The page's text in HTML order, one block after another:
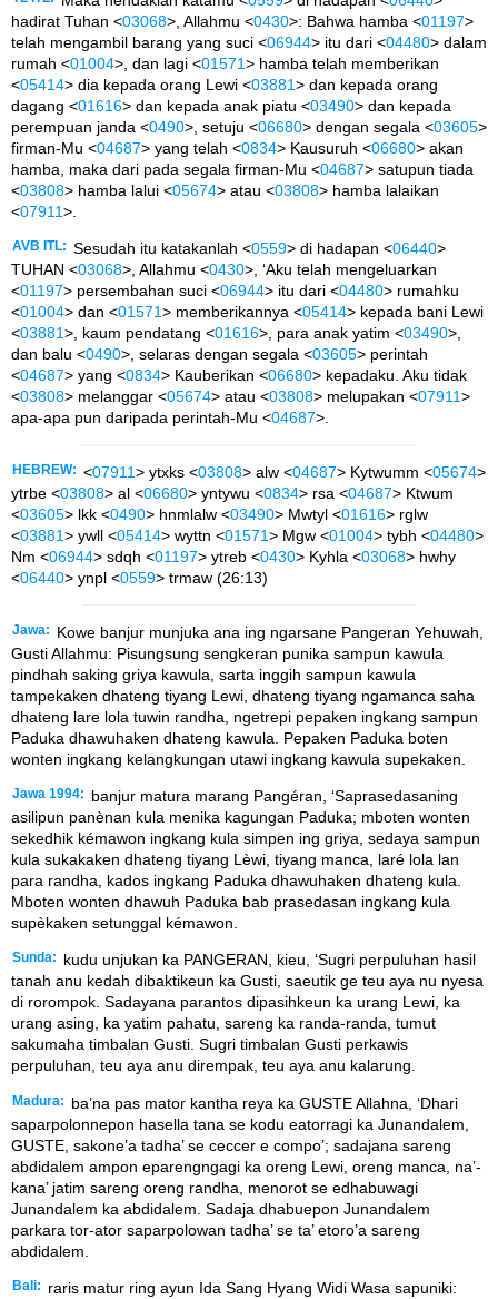
hadirat Tuhan <03068>, Allahmu <0430>: Bahwa hamba <01197>
telah mengambil barang yang suci <06944> itu dari <04480> dalam
rumah <01004>, dan lagi <01571> hamba telah memberikan
<05414> dia kepada orang Lewi <03881> dan kepada orang
dagang <01616> dan kepada anak piatu <03490> dan kepada
perempuan janda <0490>, setuju <06680> dengan segala <03605>
firman-Mu <04687> yang telah <0834> Kausuruh <06680> akan
hamba, maka dari pada segala firman-Mu <04687> satupun tiada
<03808> hamba lalui <05674> atau <03808> hamba lalaikan
<07911>.
AVB ITL: Sesudah itu katakanlah <0559> di hadapan <06440>
TUHAN <03068>, Allahmu <0430>, ‘Aku telah mengeluarkan
<01197> persembahan suci <06944> itu dari <04480> rumahku
<01004> dan <01571> memberikannya <05414> kepada bani Lewi
<03881>, kaum pendatang <01616>, para anak yatim <03490>,
dan balu <0490>, selaras dengan segala <03605> perintah
<04687> yang <0834> Kauberikan <06680> kepadaku. Aku tidak
<03808> melanggar <05674> atau <03808> melupakan <07911>
apa-apa pun daripada perintah-Mu <04687>.
HEBREW: <07911> ytxks <03808> alw <04687> Kytwumm <05674>
ytrbe <03808> al <06680> yntywu <0834> rsa <04687> Ktwum
<03605> lkk <0490> hnmlalw <03490> Mwtyl <01616> rglw
<03881> ywll <05414> wyttn <01571> Mgw <01004> tybh <04480>
Nm <06944> sdqh <01197> ytreb <0430> Kyhla <03068> hwhy
<06440> ynpl <0559> trmaw (26:13)
Jawa:
Kowe banjur munjuka ana ing ngarsane Pangeran Yehuwah,
Gusti Allahmu: Pisungsung sengkeran punika sampun kawula
pindhah saking griya kawula, sarta inggih sampun kawula
tampekaken dhateng tiyang Lewi, dhateng tiyang ngamanca saha
dhateng lare lola tuwin randha, ngetrepi pepaken ingkang sampun
Paduka dhawuhaken dhateng kawula. Pepaken Paduka boten
wonten ingkang kelangkungan utawi ingkang kawula supekaken.
Jawa 1994:
banjur matura marang Pangéran, ‘Saprasedasaning
asilipun panènan kula menika kagungan Paduka; mboten wonten
sekedhik kémawon ingkang kula simpen ing griya, sedaya sampun
kula sukakaken dhateng tiyang Lèwi, tiyang manca, laré lola lan
para randha, kados ingkang Paduka dhawuhaken dhateng kula.
Mboten wonten dhawuh Paduka bab prasedasan ingkang kula
supèkaken setunggal kémawon.
Sunda:
kudu unjukan ka PANGERAN, kieu, ‘Sugri perpuluhan hasil
tanah anu kedah dibaktikeun ka Gusti, saeutik ge teu aya nu nyesa
di rorompok. Sadayana parantos dipasihkeun ka urang Lewi, ka
urang asing, ka yatim pahatu, sareng ka randa-randa, tumut
sakumaha timbalan Gusti. Sugri timbalan Gusti perkawis
perpuluhan, teu aya anu dirempak, teu aya anu kalarung.
Madura:
ba’na pas mator kantha reya ka GUSTE Allahna, ‘Dhari
saparpolonnepon hasella tana se kodu eatorragi ka Junandalem,
GUSTE, sakone’a tadha’ se ceccer e compo’; sadajana sareng
abdidalem ampon eparengngagi ka oreng Lewi, oreng manca, na’-
kana’ jatim sareng oreng randha, menorot se edhabuwagi
Junandalem ka abdidalem. Sadaja dhabuepon Junandalem
parkara tor-ator saparpolowan tadha’ se ta’ etoro’a sareng
abdidalem.
Bali:
raris matur ring ayun Ida Sang Hyang Widi Wasa sapuniki: